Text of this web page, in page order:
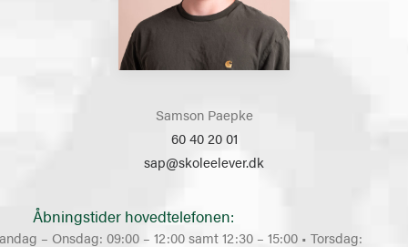
Samson Paepke
60 40 20 01
sap@skoleelever.dk
Åbningstider hovedtelefonen:
– Onsdag: 09:00 – 12:00 samt 12:30 – 15:00 • Torsdag: